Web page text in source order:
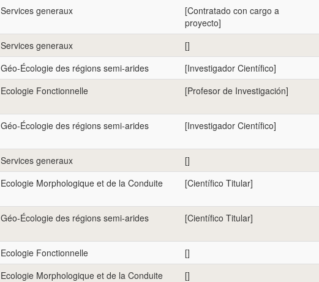
Services generaux
[Contratado con cargo a
proyecto]
Services generaux []
Géo-Écologie des régions semi-arides [Investigador Científico]
Ecologie Fonctionnelle [Profesor de Investigación]
Géo-Écologie des régions semi-arides [Investigador Científico]
Services generaux
[]
Ecologie Morphologique et de la Conduite [Científico Titular]
Géo-Écologie des régions semi-arides [Científico Titular]
Ecologie Fonctionnelle
[]
Ecologie Morphologique et de la Conduite
[]